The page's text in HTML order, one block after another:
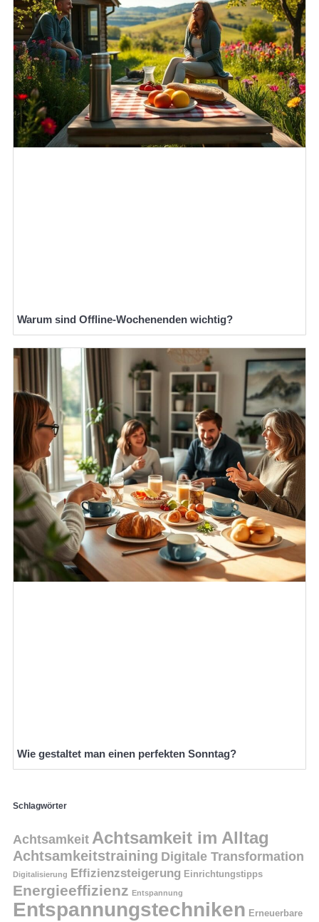
Warum sind Offline-Wochenenden wichtig?
Wie gestaltet man einen perfekten Sonntag?
Schlagwörter
Achtsamkeit Achtsamkeit im Alltag
Achtsamkeitstraining Digitale Transformation
Digitalisierung Effizienzsteigerung Einrichtungstipps
Energieeffizienz Entspannung
Entspannungstechniken Erneuerbare